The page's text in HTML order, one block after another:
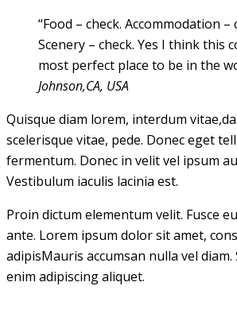
“Food – check. Accommodation –
Scenery – check. Yes I think this
most perfect place to be in the
Johnson,CA, USA
Quisque diam lorem, interdum
scelerisque vitae, pede. Donec eget
fermentum. Donec in velit vel ipsum
Vestibulum iaculis lacinia est.
Proin dictum elementum velit. Fusce
ante. Lorem ipsum dolor sit amet,
adipisMauris accumsan nulla vel diam.
enim adipiscing aliquet.